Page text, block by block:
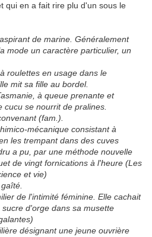
qui en a fait rire plu d'un sous le
de marine. Généralement
mode un caractère particulier, un
roulettes en usage dans le
mit sa fille au bordel.
à queue prenante et
cucu se nourrit de pralines.
(fam.).
mécanique consistant à
les trempant dans des cuves
a pu, par une méthode nouvelle
de vingt fornications à l'heure (Les
et vie)
de l'intimité féminine. Elle cachait
d'orge dans sa musette
désignant une jeune ouvrière